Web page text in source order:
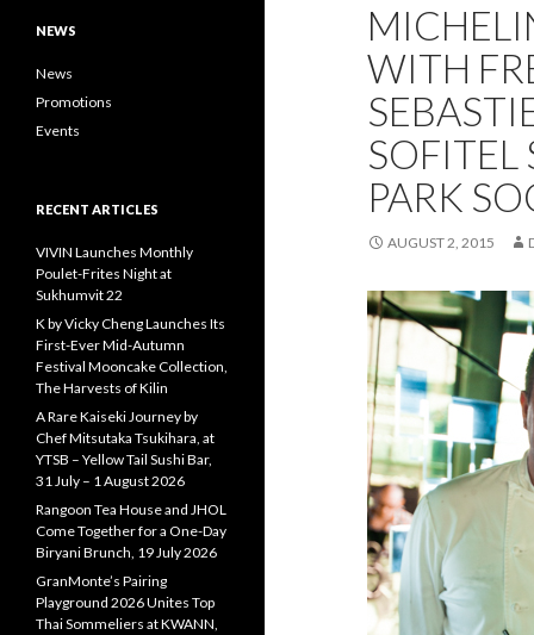
WITH
SOFITEL
PARK
AUGUST 2, 2015
NEWS
News
Promotions
Events
RECENT ARTICLES
VIVIN Launches Monthly
Poulet-Frites Night at
Sukhumvit 22
K by Vicky Cheng Launches Its
First-Ever Mid-Autumn
Festival Mooncake Collection,
The Harvests of Kilin
A Rare Kaiseki Journey by
Chef Mitsutaka Tsukihara, at
YTSB – Yellow Tail Sushi Bar,
31 July – 1 August 2026
Rangoon Tea House and JHOL
Come Together for a One-Day
Biryani Brunch, 19 July 2026
GranMonte’s Pairing
Playground 2026 Unites Top
Thai Sommeliers at KWANN,